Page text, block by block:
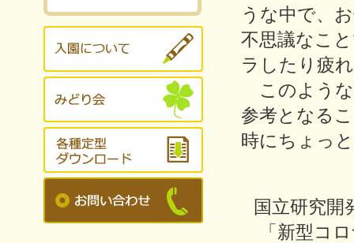
うな中で、
不思議なこ
ラしたり疲
このような
参考となる
時にちょっ
国立研究
「新型コロ